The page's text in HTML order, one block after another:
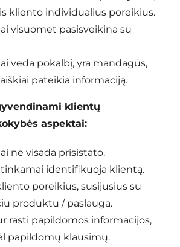
kliento individualius poreikius.
visuomet pasisveikina su
veda pokalbį, yra mandagūs,
pateikia informaciją.
klientų
aspektai:
ne visada prisistato.
tinkamai identifikuoja klientą.
poreikius, susijusius su
produktu / paslauga.
rasti papildomos informacijos,
papildomų klausimų.